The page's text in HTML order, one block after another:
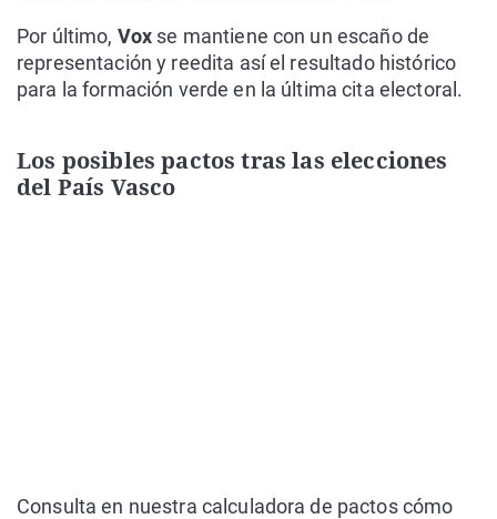
Por último, Vox se mantiene con un escaño de
representación y reedita así el resultado histórico
para la formación verde en la última cita electoral.
Los posibles pactos tras las elecciones
del País Vasco
Consulta en nuestra calculadora de pactos cómo